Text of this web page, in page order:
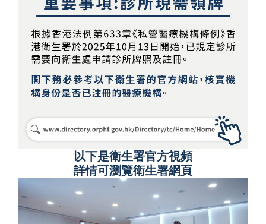
以下是衛生署官方視頻
詳情可瀏覽衛生署網頁